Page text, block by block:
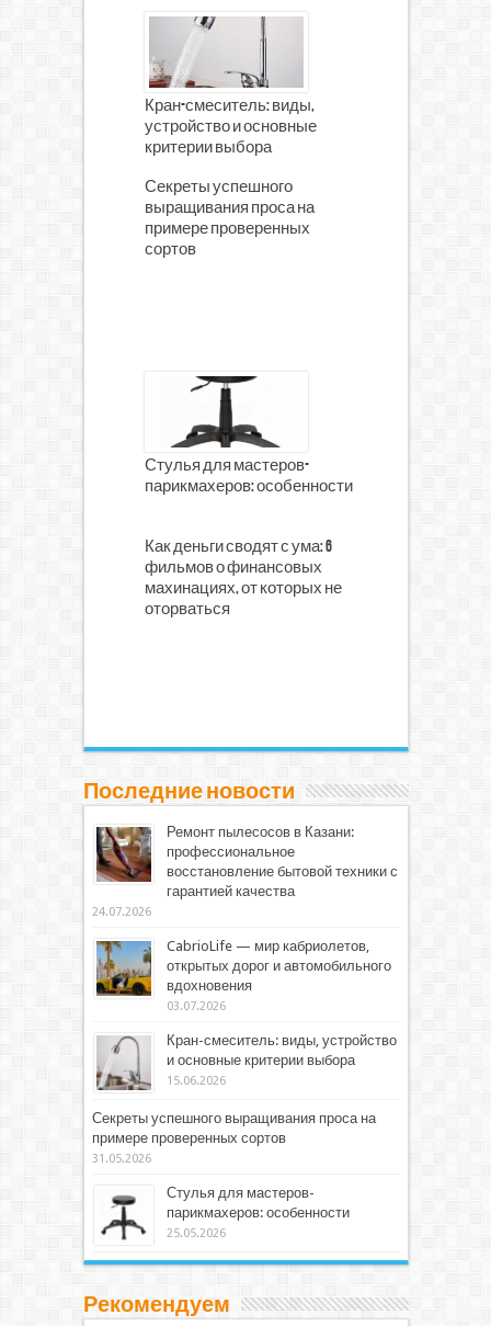
Кран-смеситель: виды,
устройство и основные
критерии выбора
Секреты успешного
выращивания проса на
примере проверенных
сортов
Стулья для мастеров-
парикмахеров: особенности
Как деньги сводят с ума: 6
фильмов о финансовых
махинациях, от которых не
оторваться
Последние новости
Ремонт пылесосов в Казани:
профессиональное
восстановление бытовой техники с
гарантией качества
24.07.2026
CabrioLife — мир кабриолетов,
открытых дорог и автомобильного
вдохновения
03.07.2026
Кран-смеситель: виды, устройство
и основные критерии выбора
15.06.2026
Секреты успешного выращивания проса на
примере проверенных сортов
31.05.2026
Стулья для мастеров-
парикмахеров: особенности
25.05.2026
Рекомендуем